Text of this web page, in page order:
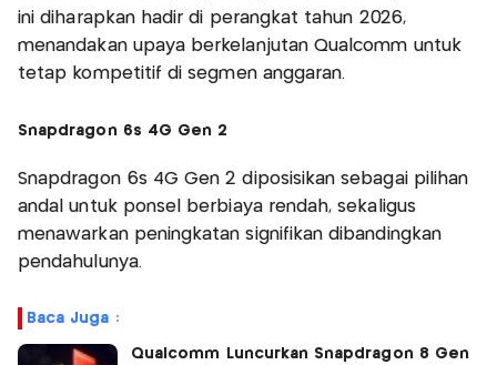
ini diharapkan hadir di perangkat tahun 2026,
menandakan upaya berkelanjutan Qualcomm untuk
tetap kompetitif di segmen anggaran.
Snapdragon 6s 4G Gen 2
Snapdragon 6s 4G Gen 2 diposisikan sebagai pilihan
andal untuk ponsel berbiaya rendah, sekaligus
menawarkan peningkatan signifikan dibandingkan
pendahulunya.
Baca Juga :
Qualcomm Luncurkan Snapdragon 8 Gen